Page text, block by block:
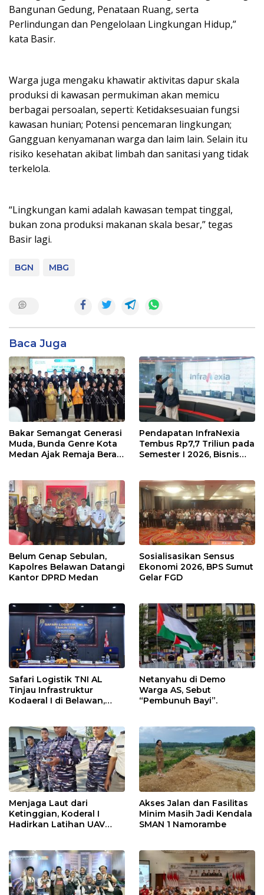
Bangunan Gedung, Penataan Ruang, serta
Perlindungan dan Pengelolaan Lingkungan Hidup,”
kata Basir.
Warga juga mengaku khawatir aktivitas dapur skala
produksi di kawasan permukiman akan memicu
berbagai persoalan, seperti: Ketidaksesuaian fungsi
kawasan hunian; Potensi pencemaran lingkungan;
Gangguan kenyamanan warga dan laim lain. Selain itu
risiko kesehatan akibat limbah dan sanitasi yang tidak
terkelola.
“Lingkungan kami adalah kawasan tempat tinggal,
bukan zona produksi makanan skala besar,” tegas
Basir lagi.
BGN MBG
Baca Juga
Bakar Semangat Generasi
Muda, Bunda Genre Kota
Medan Ajak Remaja Berani
Pendapatan InfraNexia
Tembus Rp7,7 Triliun pada
Semester I 2026, Bisnis
Belum Genap Sebulan,
Kapolres Belawan Datangi
Kantor DPRD Medan
Sosialisasikan Sensus
Ekonomi 2026, BPS Sumut
Gelar FGD
Safari Logistik TNI AL
Tinjau Infrastruktur
Kodaeral I di Belawan,
Netanyahu di Demo
Warga AS, Sebut
“Pembunuh Bayi”.
Menjaga Laut dari
Ketinggian, Koderal I
Hadirkan Latihan UAV
Akses Jalan dan Fasilitas
Minim Masih Jadi Kendala
SMAN 1 Namorambe